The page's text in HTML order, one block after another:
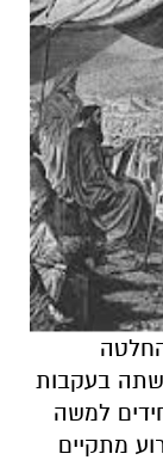
בעקבות
למשה
מתקיים